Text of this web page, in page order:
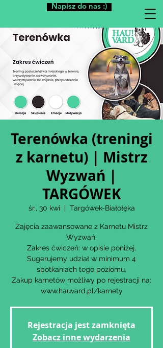
Napisz do nas :)
Terenówka (treningi
z karnetu) | Mistrz
Wyzwań |
TARGÓWEK
śr., 30 kwi
  |
Targówek-Białołęka
Zajęcia zaawansowane z Karnetu Mistrz
Wyzwań.
Zakres ćwiczeń: w opisie poniżej.
Sugerujemy udział w minimum 4
spotkaniach tego poziomu.
Zakup karnetów możliwy po rejestracji na:
www.hauvard.pl/karnety
Rejestracja jest zamknięta
Zobacz inne wydarzenia